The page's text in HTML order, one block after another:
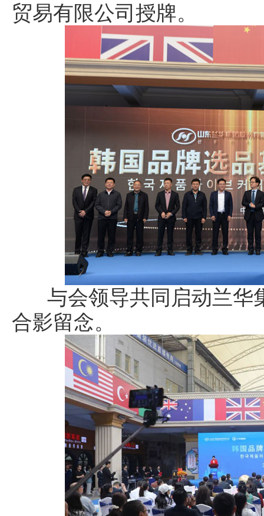
贸易有限公司授牌。
与会领导共同启动兰华
合影留念。